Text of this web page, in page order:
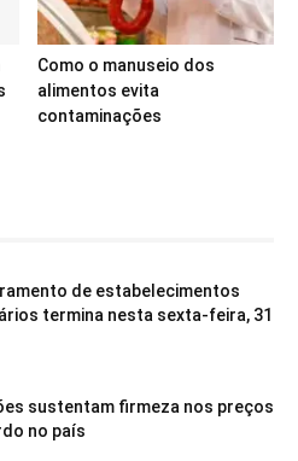
Como o manuseio dos
alimentos evita
contaminações
de estabelecimentos
termina nesta sexta-feira, 31
sustentam firmeza nos preços
no país